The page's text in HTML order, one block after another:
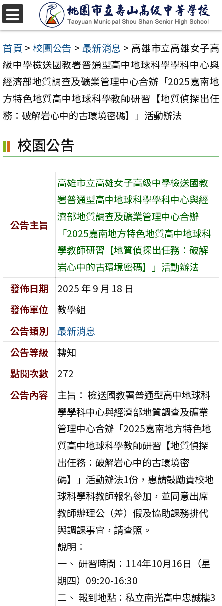
跳
至
主
要
內
容
區
首頁 > 校園公告 > 最新消息 > 高雄市立高雄女子高
級中學檢送國教署普通型高中地球科學學科中心與
經濟部地質調查及礦業管理中心合辦「2025嘉南地
方特色地質高中地球科學教師研習【地質偵探出任
務：破解岩心中的古環境密碼】」活動辦法
校園公告
公告主旨
高雄市立高雄女子高級中學檢送國教
署普通型高中地球科學學科中心與經
濟部地質調查及礦業管理中心合辦
「2025嘉南地方特色地質高中地球科
學教師研習【地質偵探出任務：破解
岩心中的古環境密碼】」活動辦法
發佈日期
2025 年 9 月 18 日
發佈單位
教學組
公告類別
最新消息
公告等級
轉知
點閱次數
272
公告內容
主旨： 檢送國教署普通型高中地球科
學學科中心與經濟部地質調查及礦業
管理中心合辦「2025嘉南地方特色地
質高中地球科學教師研習【地質偵探
出任務：破解岩心中的古環境密
碼】」活動辦法1份，惠請鼓勵貴校地
球科學科教師報名參加，並同意出席
教師辦理公（差）假及協助課務排代
與調課事宜，請查照。
說明：
一、 研習時間：114年10月16日（星
期四）09:20-16:30
二、 報到地點：私立南光高中忠誠樓3
選
單